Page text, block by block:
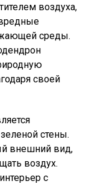
воздуха,
среды.
своей
стены.
внешний вид,
воздух.
с